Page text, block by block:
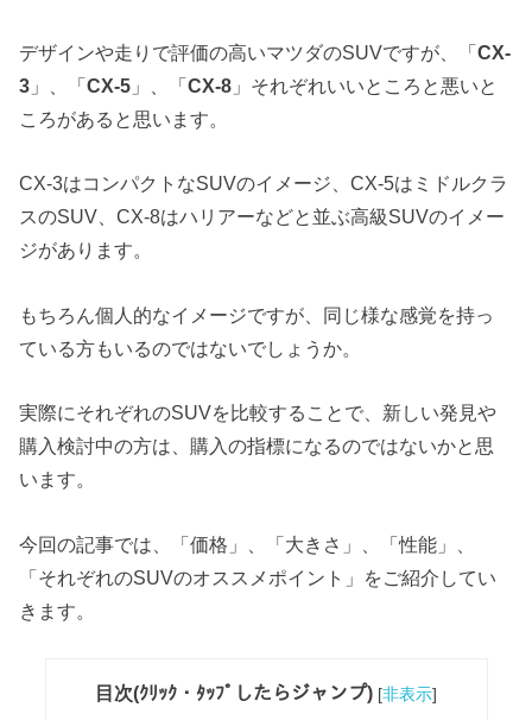
デザインや走りで評価の高いマツダのSUVですが、「CX-
3 」、「CX-5 」、「CX-8 」それぞれいいところと悪いと
ころがあると思います。
CX-3はコンパクトなSUVのイメージ、CX-5はミドルクラ
スのSUV、CX-8はハリアーなどと並ぶ高級SUVのイメー
ジがあります。
もちろん個人的なイメージですが、同じ様な感覚を持っ
ている方もいるのではないでしょうか。
実際にそれぞれのSUVを比較することで、新しい発見や
購入検討中の方は、購入の指標になるのではないかと思
います。
今回の記事では、「価格」、「大きさ」、「性能」、
「それぞれのSUVのオススメポイント」をご紹介してい
きます。
目次(ｸﾘｯｸ・ﾀｯﾌﾟしたらジャンプ) [非表示]